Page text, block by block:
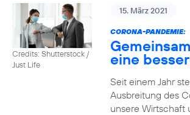
Credits: Shutterstock /
Just Life
15. März 2021
CORONA-PANDEMIE:
eine
Seit einem Jahr
Ausbreitung des
unsere Wirtschaft